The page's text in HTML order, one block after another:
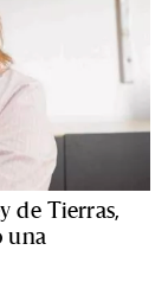
de Tierras,
una